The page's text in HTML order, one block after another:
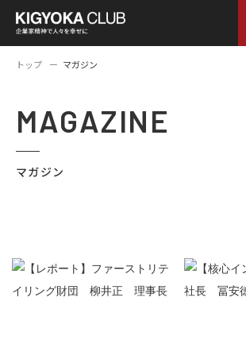
トップ マガジン
MAGAZINE
マガジン